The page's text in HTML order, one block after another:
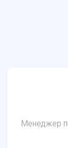
Менеджер